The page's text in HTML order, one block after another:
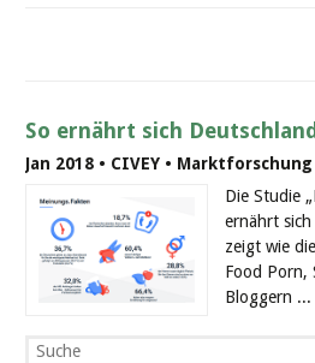
So ernährt sich
Jan 2018 • CIVEY • Marktforschung
Die Studie
ernährt sich
zeigt wie
Food Porn,
Bloggern ...